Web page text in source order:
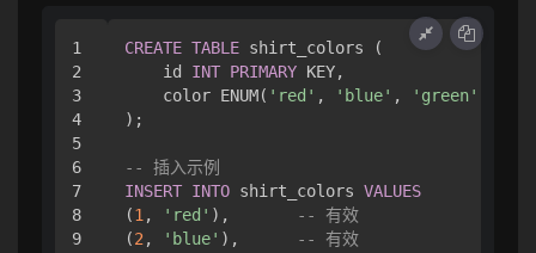
1
2
3
4
5
6
7
8
9
CREATE TABLE shirt_colors (
    id
INT PRIMARY KEY,
    color ENUM(
'red' , 'blue' , 'green'
);
-- 插入示例
INSERT INTO shirt_colors VALUES
(1 , 'red' ),
-- 有效
(2 , 'blue' ),
-- 有效